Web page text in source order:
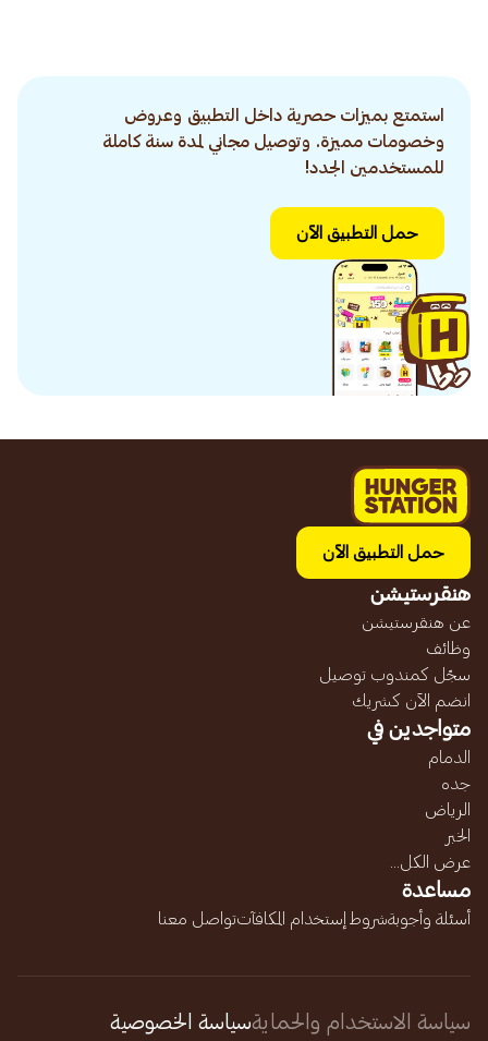
استمتع بميزات حصرية داخل التطبيق وعروض
وخصومات مميزة. وتوصيل مجاني لمدة سنة كاملة
للمستخدمين الجدد!
حمل التطبيق الآن
حمل التطبيق الآن
هنقرستيشن
عن هنقرستيشن
وظائف
سجّل كمندوب توصيل
انضم الآن كشريك
متواجدين في
الدمام
جده
الرياض
الخبر
عرض الكل...
مساعدة
أسئلة وأجوبةشروط إستخدام المكافآتتواصل معنا
سياسة الاستخدام والحمايةسياسة الخصوصية